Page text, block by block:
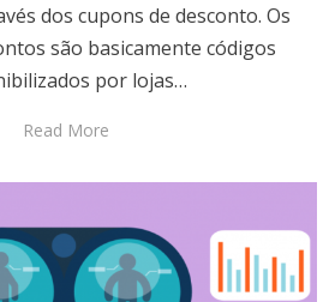
dos cupons de desconto. Os
são basicamente códigos
por lojas…
Read More